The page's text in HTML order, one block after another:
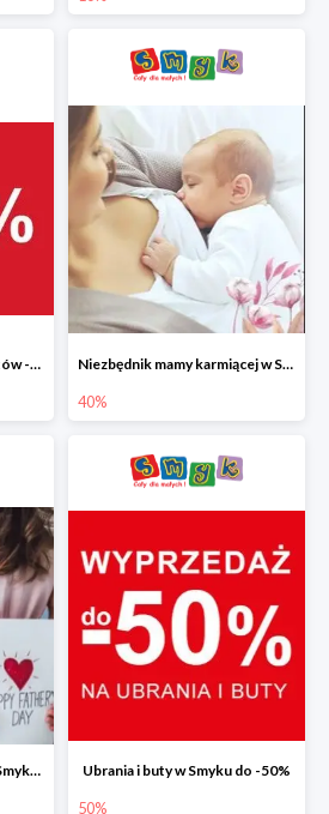
Cała wyprzedaż ubrań i butów -50% Niezbędnik mamy karmiącej w Smyku do -40%
40%
Prezenty na Dzień Ojca w Smyku do -40% Ubrania i buty w Smyku do -50%
50%